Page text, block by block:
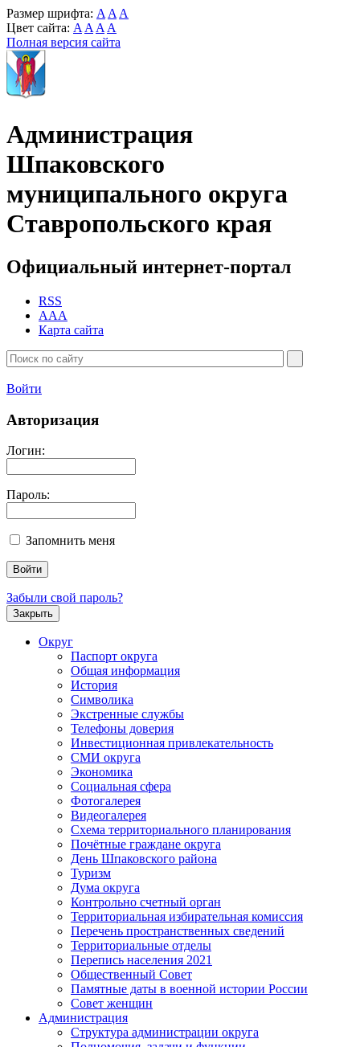
Размер шрифта: A A A
Цвет сайта: A A A A
Полная версия сайта
Администрация
Шпаковского
муниципального округа
Ставропольского края
Официальный интернет-портал
RSS
AAA
Карта сайта
Войти
Авторизация
Логин:
Пароль:
Запомнить меня
Забыли свой пароль?
Закрыть
Округ
Паспорт округа
Общая информация
История
Символика
Экстренные службы
Телефоны доверия
Инвестиционная привлекательность
СМИ округа
Экономика
Социальная сфера
Фотогалерея
Видеогалерея
Схема территориального планирования
Почётные граждане округа
День Шпаковского района
Туризм
Дума округа
Контрольно счетный орган
Территориальная избирательная комиссия
Перечень пространственных сведений
Территориальные отделы
Перепись населения 2021
Общественный Совет
Памятные даты в военной истории России
Совет женщин
Администрация
Структура администрации округа